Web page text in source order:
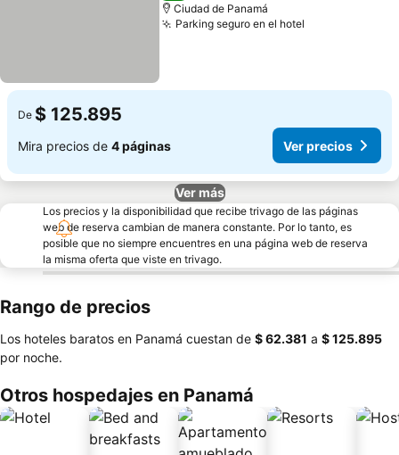
Ciudad de Panamá
Parking seguro en el hotel
De $ 125.895
Mira precios de 4 páginas Ver precios
Ver más
Los precios y la disponibilidad que recibe trivago de las páginas
web de reserva cambian de manera constante. Por lo tanto, es
posible que no siempre encuentres en una página web de reserva
la misma oferta que viste en trivago.
Rango de precios
Los hoteles baratos en Panamá cuestan de ‎$ 62.381 a ‎$ 125.895
por noche.
Otros hospedajes en Panamá